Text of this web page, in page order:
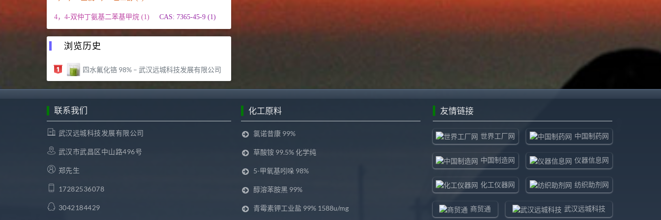
4，4-双仲丁氨基二苯基甲烷 (1) CAS: 7365-45-9 (1)
浏览历史
四水氟化铬 98% – 武汉远城科技发展有限公司
联系我们
武汉远城科技发展有限公司
武汉市武昌区中山路496号
郑先生
17282536078
3042184429
化工原料
氯诺昔康 99%
草酸铵 99.5% 化学纯
5-甲氧基吲哚 98%
醇溶苯胺黑 99%
青霉素钾工业盐 99% 1588u/mg
友情链接
世界工厂网 中国制药网
中国制造网 仪器信息网
化工仪器网 纺织助剂网
商贸通 武汉远城科技